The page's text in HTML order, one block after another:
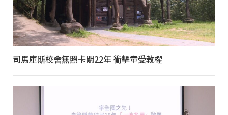
司馬庫斯校舍無照卡關22年 衝擊童受教權